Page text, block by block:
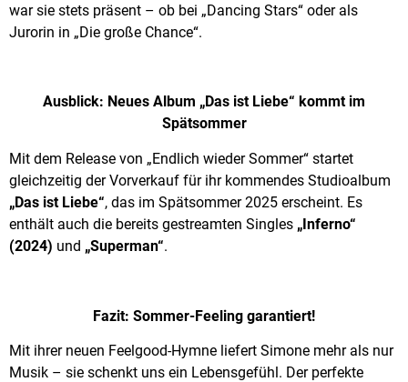
war sie stets präsent – ob bei „Dancing Stars“ oder als
Jurorin in „Die große Chance“.
Ausblick: Neues Album „Das ist Liebe“ kommt im
Spätsommer
Mit dem Release von „Endlich wieder Sommer“ startet
gleichzeitig der Vorverkauf für ihr kommendes Studioalbum
„Das ist Liebe“, das im Spätsommer 2025 erscheint. Es
enthält auch die bereits gestreamten Singles „Inferno“
(2024) und „Superman“.
Fazit: Sommer-Feeling garantiert!
Mit ihrer neuen Feelgood-Hymne liefert Simone mehr als nur
Musik – sie schenkt uns ein Lebensgefühl. Der perfekte